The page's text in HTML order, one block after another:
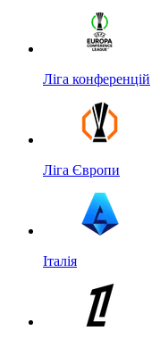
Ліга конференцій
Ліга Європи
Італія